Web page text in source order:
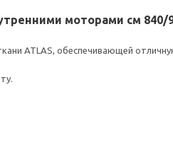
моторами см 840/
ATLAS, обеспечивающей